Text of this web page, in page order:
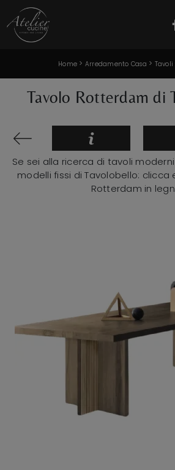
Home > Arredamento Casa > Tavoli
Tavolo Rotterdam di
Se sei alla ricerca di tavoli
modelli fissi di Tavolobello: clicca
Rotterdam in